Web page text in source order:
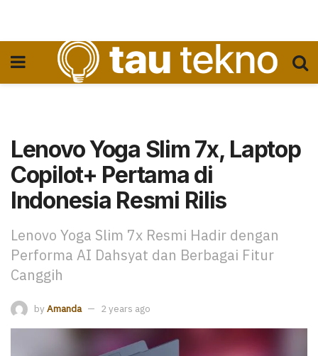
Lenovo Yoga Slim 7x, Laptop
Copilot+ Pertama di
Indonesia Resmi Rilis
Lenovo Yoga Slim 7x Resmi Hadir dengan
Performa AI Dahsyat dan Berbagai Fitur
Canggih
by Amanda 2 years ago